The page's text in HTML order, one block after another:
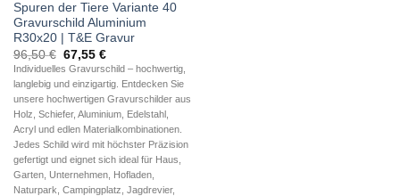
Spuren der Tiere Variante 40
Gravurschild Aluminium
R30x20 | T&E Gravur
96,50€ Ursprünglicher
Preis
war:
96,50 €
67,55 €Aktueller
Preis
ist:
67,55 €.
Individuelles Gravurschild – hochwertig,
langlebig und einzigartig. Entdecken Sie
unsere hochwertigen Gravurschilder aus
Holz, Schiefer, Aluminium, Edelstahl,
Acryl und edlen Materialkombinationen.
Jedes Schild wird mit höchster Präzision
gefertigt und eignet sich ideal für Haus,
Garten, Unternehmen, Hofladen,
Naturpark, Campingplatz, Jagdrevier,